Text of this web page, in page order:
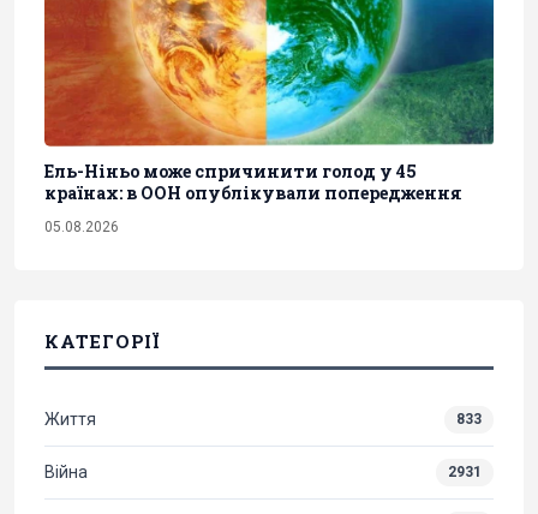
Ель-Ніньо може спричинити голод у 45
країнах: в ООН опублікували попередження
05.08.2026
КАТЕГОРІЇ
Життя 833
Війна 2931